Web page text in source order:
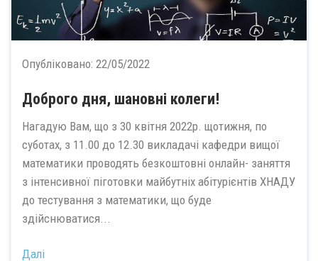
Опубліковано: 22/05/2022
Доброго дня, шановні колеги!
Нагадую Вам, що з 30 квітня 2022р. щотижня, по
суботах, з 11.00 до 12.30 викладачі кафедри вищої
математики проводять безкоштовні онлайн- заняття
з інтенсивної піготовки майбутніх абітурієнтів ХНАДУ
до тестування з математики, що буде
здійснюватися...
Далі